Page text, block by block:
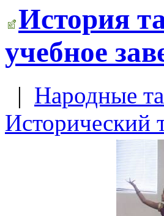
История
учебное
| Народные
Исторический